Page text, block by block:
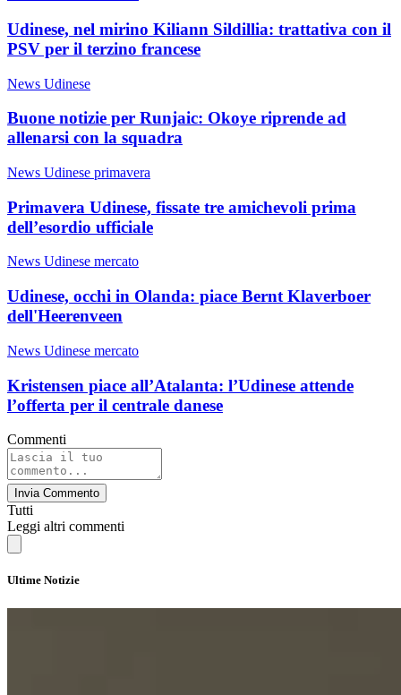
Udinese, nel mirino Kiliann Sildillia: trattativa con il
PSV per il terzino francese
News Udinese
Buone notizie per Runjaic: Okoye riprende ad
allenarsi con la squadra
News Udinese primavera
Primavera Udinese, fissate tre amichevoli prima
dell’esordio ufficiale
News Udinese mercato
Udinese, occhi in Olanda: piace Bernt Klaverboer
dell'Heerenveen
News Udinese mercato
Kristensen piace all’Atalanta: l’Udinese attende
l’offerta per il centrale danese
Commenti
Invia Commento
Tutti
Leggi altri commenti
Ultime Notizie